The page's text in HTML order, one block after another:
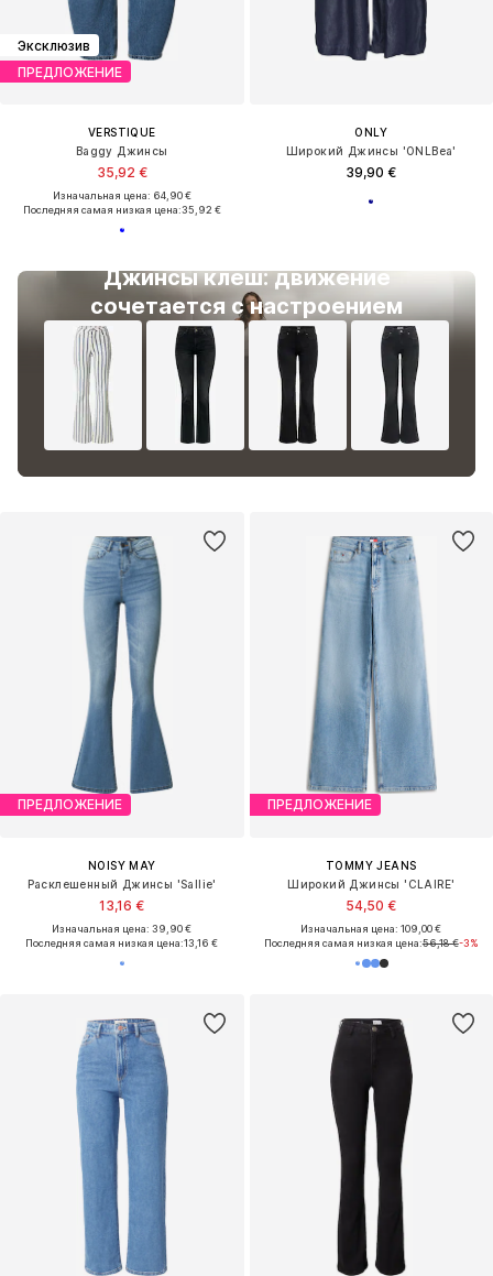
Эксклюзив
ПРЕДЛОЖЕНИЕ
VERSTIQUE
Baggy Джинсы
35,92 €
Изначальная цена: 64,90 €
Последняя самая низкая цена:35,92 €
Джинсы клеш: движение
сочетается с настроением
ONLY
Широкий Джинсы 'ONLBea'
39,90 €
ПРЕДЛОЖЕНИЕ
NOISY MAY
Расклешенный Джинсы 'Sallie'
13,16 €
Изначальная цена: 39,90 €
Последняя самая низкая цена:13,16 €
ПРЕДЛОЖЕНИЕ
TOMMY JEANS
Широкий Джинсы 'CLAIRE'
54,50 €
Изначальная цена: 109,00 €
Последняя самая низкая цена:56,18 €-3%